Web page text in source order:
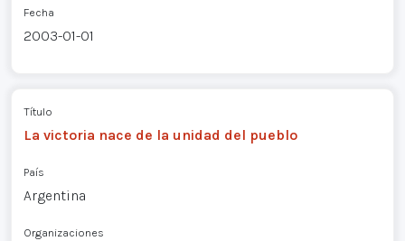
Fecha
2003-01-01
Título
La victoria nace de la unidad del pueblo
País
Argentina
Organizaciones